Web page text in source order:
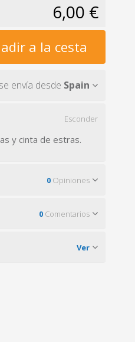
6,00 €
a la cesta
envía desde Spain
Esconder
y cinta de estras.
0 Opiniones
0 Comentarios
Ver